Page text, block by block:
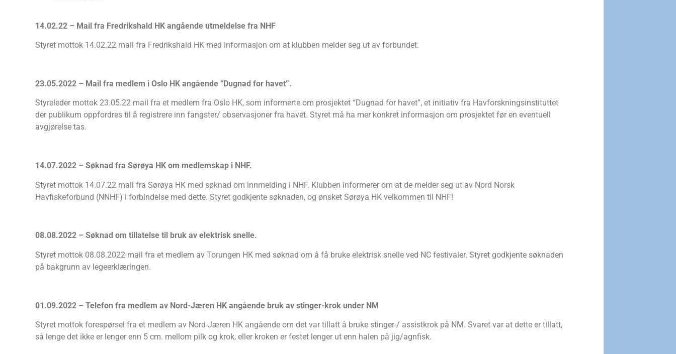
14.02.22 – Mail fra Fredrikshald HK angående utmeldelse fra NHF
Styret mottok 14.02.22 mail fra Fredrikshald HK med informasjon om at klubben melder seg ut av forbundet.
23.05.2022 – Mail fra medlem i Oslo HK angående “Dugnad for havet”.
Styreleder mottok 23.05.22 mail fra et medlem fra Oslo HK, som informerte om prosjektet “Dugnad for havet”, et initiativ fra Havforskningsinstituttet
der publikum oppfordres til å registrere inn fangster/ observasjoner fra havet. Styret må ha mer konkret informasjon om prosjektet før en eventuell
avgjørelse tas.
14.07.2022 – Søknad fra Sørøya HK om medlemskap i NHF.
Styret mottok 14.07.22 mail fra Sørøya HK med søknad om innmelding i NHF. Klubben informerer om at de melder seg ut av Nord Norsk
Havfiskeforbund (NNHF) i forbindelse med dette. Styret godkjente søknaden, og ønsket Sørøya HK velkommen til NHF!
08.08.2022 – Søknad om tillatelse til bruk av elektrisk snelle.
Styret mottok 08.08.2022 mail fra et medlem av Torungen HK med søknad om å få bruke elektrisk snelle ved NC festivaler. Styret godkjente søknaden
på bakgrunn av legeerklæringen.
01.09.2022 – Telefon fra medlem av Nord-Jæren HK angående bruk av stinger-krok under NM
Styret mottok forespørsel fra et medlem av Nord-Jæren HK angående om det var tillatt å bruke stinger-/ assistkrok på NM. Svaret var at dette er tillatt,
så lenge det ikke er lenger enn 5 cm. mellom pilk og krok, eller kroken er festet lenger ut enn halen på jig/agnfisk.